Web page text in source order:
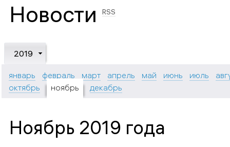
Новости RSS
2019
январь февраль март апрель май июнь июль
октябрь
ноябрь декабрь
Ноябрь 2019 года